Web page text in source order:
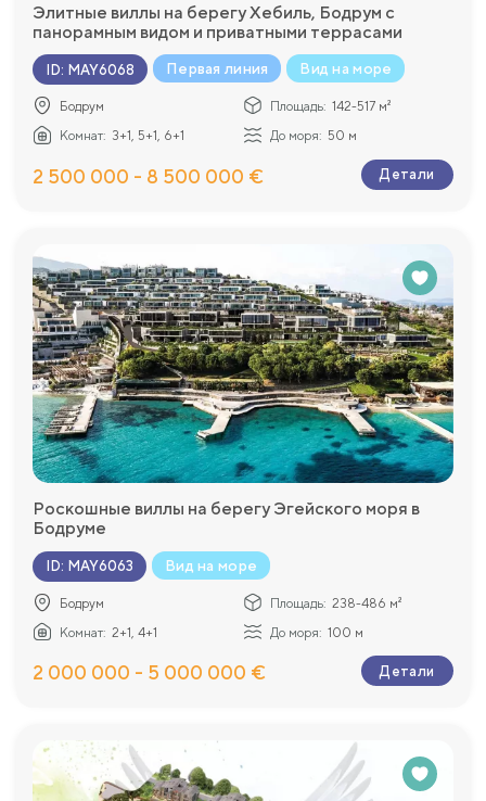
Элитные виллы на берегу Хебиль, Бодрум с
панорамным видом и приватными террасами
ID: MAY6068 Первая линия Вид на море
Бодрум Площадь: 142-517 м²
Комнат: 3+1, 5+1, 6+1 До моря: 50 м
2 500 000 - 8 500 000 € Детали
Роскошные виллы на берегу Эгейского моря в
Бодруме
ID: MAY6063 Вид на море
Бодрум Площадь: 238-486 м²
Комнат: 2+1, 4+1 До моря: 100 м
2 000 000 - 5 000 000 € Детали